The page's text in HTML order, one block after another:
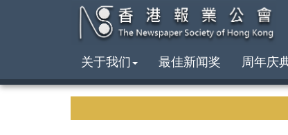
关于我们 最佳新闻奖 周年庆